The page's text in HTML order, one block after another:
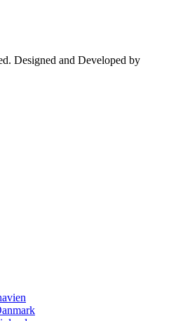
Designed and Developed by